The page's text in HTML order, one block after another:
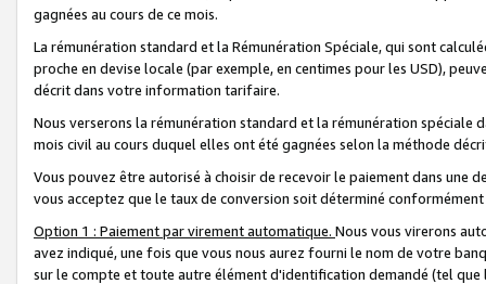
gagnées au cours de ce mois.
La rémunération standard et la Rémunération Spéciale, qui sont
proche en devise locale (par exemple, en centimes pour les USD),
décrit dans votre information tarifaire.
Nous verserons la rémunération standard et la rémunération spéciale
mois civil au cours duquel elles ont été gagnées selon la méthode
Vous pouvez être autorisé à choisir de recevoir le paiement dans une
vous acceptez que le taux de conversion soit déterminé
Option 1 : Paiement par virement automatique. Nous vous virerons
avez indiqué, une fois que vous nous aurez fourni le nom de votre
sur le compte et toute autre élément d'identification demandé (tel que